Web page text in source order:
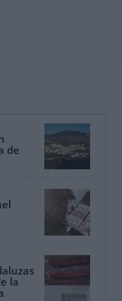
de
la